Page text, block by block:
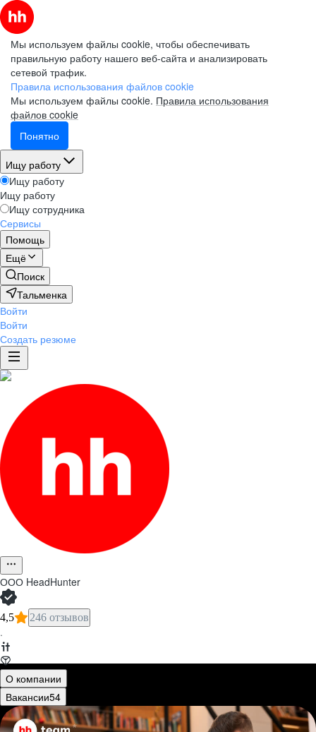
Мы используем файлы cookie, чтобы обеспечивать
правильную работу нашего веб-сайта и анализировать
сетевой трафик.
Правила использования файлов cookie
Мы используем файлы cookie. Правила использования
файлов cookie
Понятно
Ищу работу
Ищу работу
Ищу работу
Ищу сотрудника
Сервисы
Помощь
Ещё
Поиск
Тальменка
Войти
Войти
Создать резюме
ООО HeadHunter
4,5 246 отзывов
·
О компании
Вакансии54